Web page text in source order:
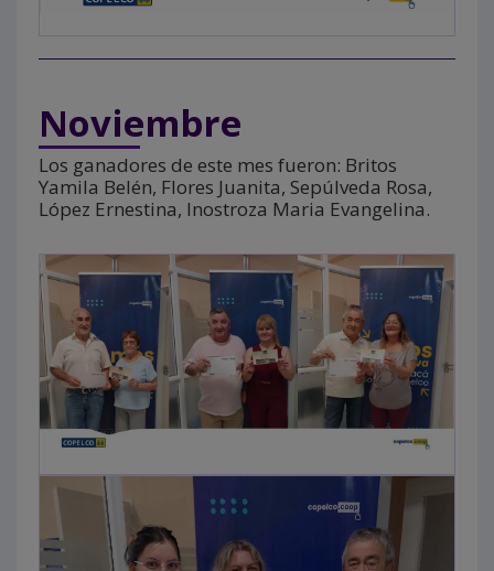
Noviembre
Los ganadores de este mes fueron: Britos
Yamila Belén, Flores Juanita, Sepúlveda Rosa,
López Ernestina, Inostroza Maria Evangelina.